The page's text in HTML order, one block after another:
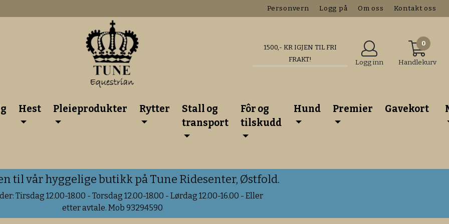
Personvern Logg på Om oss Kontakt oss
1500 ,- KR IGJEN TIL FRI
FRAKT!
Logg inn
0
Handlekurv
Hest Pleieprodukter Rytter
Stall og
transport
Fôr og
tilskudd
Hund Premier Gavekort
til vår hyggelige butikk på Tune Ridesenter, Østfold.
Tirsdag 12.00-18.00 - Torsdag 12.00-18.00 - Lørdag 12.00-16.00 - Eller
etter avtale. Mob 93294590